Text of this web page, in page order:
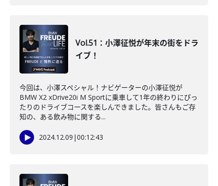
Vol.51：小澤征悦が年末の街をドラ
イブ！
今回は、小澤スペシャル！ナビゲーターの小澤征悦が
BMW X2 xDrive20i M Sportに乗車して1年の終わりにぴっ
たりのドライブコースを楽しんできました。皆さんもご存
知の、ある飲み物に関する...
2024.12.09 |00:12:43